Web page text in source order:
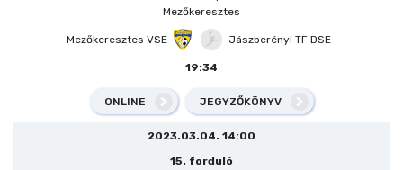
Mezőkeresztes
Mezőkeresztes VSE Jászberényi TF DSE
19:34
ONLINE JEGYZŐKÖNYV
2023.03.04. 14:00
15. forduló